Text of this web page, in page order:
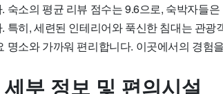
숙소의 평균 리뷰 점수는 9.6으로, 숙박자들
특히, 세련된 인테리어와 푹신한 침대는 관
명소와 가까워 편리합니다. 이곳에서의 경험
세부 정보 및 편의시설